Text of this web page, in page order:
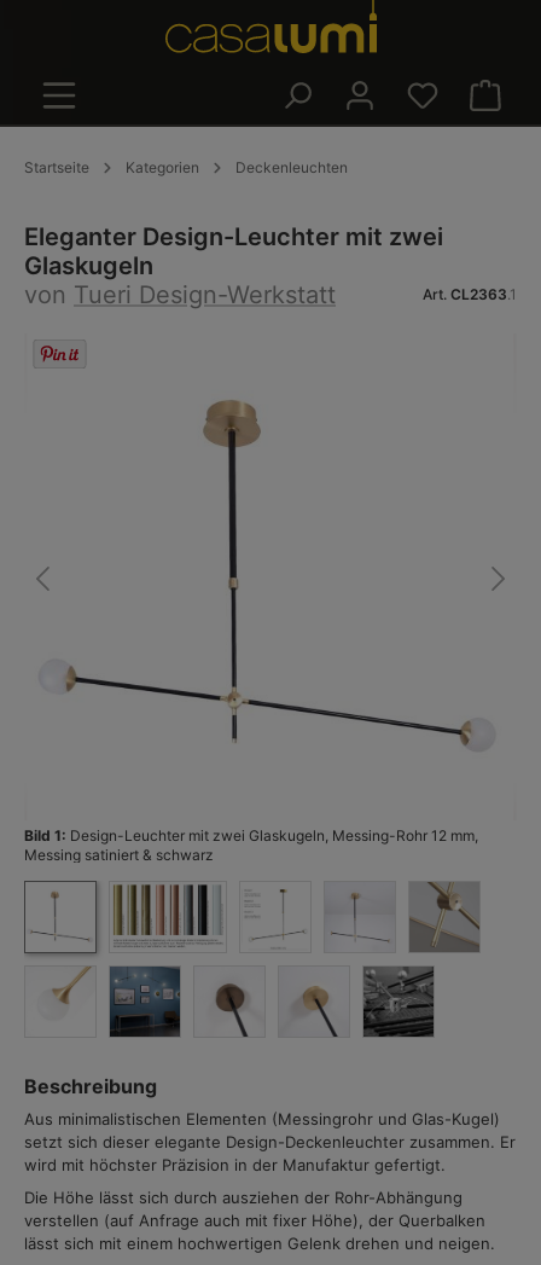
Startseite Kategorien Deckenleuchten
Eleganter Design-Leuchter mit zwei
Glaskugeln
von Tueri Design-Werkstatt Art. CL2363.1
Bildergalerie überspringen
Bild 1: Design-Leuchter mit zwei Glaskugeln, Messing-Rohr 12 mm,
Messing satiniert & schwarz
Beschreibung
Aus minimalistischen Elementen (Messingrohr und Glas-Kugel)
setzt sich dieser elegante Design-Deckenleuchter zusammen. Er
wird mit höchster Präzision in der Manufaktur gefertigt.
Die Höhe lässt sich durch ausziehen der Rohr-Abhängung
verstellen (auf Anfrage auch mit fixer Höhe), der Querbalken
lässt sich mit einem hochwertigen Gelenk drehen und neigen.